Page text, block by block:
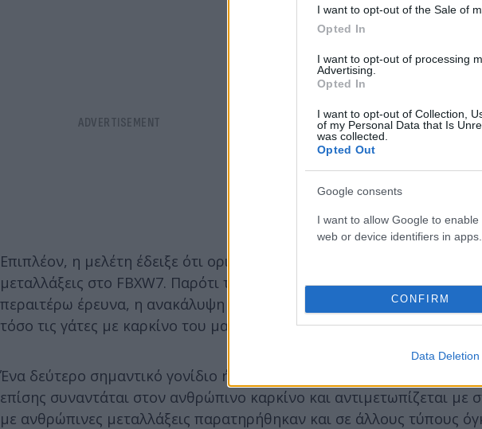
I want to opt-out of the Sale of
Opted In
I want to opt-out of processing
Advertising.
Opted In
I want to opt-out of Collection,
of my Personal Data that Is
was collected.
Opted Out
Google consents
I want to allow Google to
web or device identifiers in apps.
CONFIRM
Data Deletion
Επιπλέον, η μελέτη έδειξε ότι ορισμένα χημειοθεραπευτικά
μεταλλάξεις στο FBXW7. Παρότι τα αποτελέσματα προέκυψαν από
περαιτέρω έρευνα, η ανακάλυψη ανοίγει την προοπτική ανάπτυξης
τόσο τις γάτες με καρκίνο του μαστού όσο και τους ανθρώπους
Ένα δεύτερο σημαντικό γονίδιο ήταν το PIK3CA, με μεταλλάξεις στο
επίσης συναντάται στον ανθρώπινο καρκίνο και αντιμετωπίζεται με
με ανθρώπινες μεταλλάξεις παρατηρήθηκαν και σε άλλους τύπους